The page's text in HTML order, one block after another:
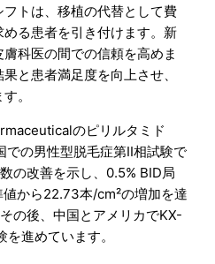
トは、移植の代替として費
る患者を引き付けます。新
科医の間での信頼を高めま
と患者満足度を向上させ、
。
のピリルタミド
での男性型脱毛症第II相試験で
の改善を示し、0.5% BID局
から22.73本/cm²の増加を達
の後、中国とアメリカでKX-
進めています。